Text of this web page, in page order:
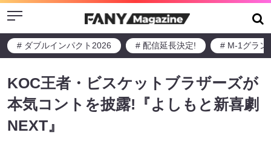
Menu
# ダブルインパクト2026 # 配信延長決定! # M-1グラン
KOC王者・ビスケットブラザーズが
本気コントを披露!『よしもと新喜劇
NEXT』